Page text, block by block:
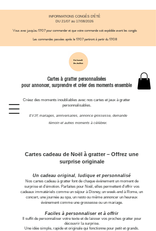
Cartes à gratter personnalisées
pour annoncer, surprendre et créer des moments ensemble
INFORMATIONS CONGÉS D'ÉTÉ
DU 21/07 au 17/08/2026
Vous avez jusqu'au 17/07 pour commander et que votre commande soit expédiée avant​ les congés
Les commandes passées après le 17/07partiront à partir du 17/08
EVJF, mariages, anniversaires, annonce grossesse, demande
témoin et autres moments à célébrer.
Créez des moments inoubliables avec nos cartes et jeux à gratter
personnalisables.
Cartes cadeau de Noël à gratter – Offrez une
surprise originale
Un cadeau original, ludique et personnalisé
Nos cartes cadeau à gratter font de chaque évènement un moment de
surprise et d’émotion. Parfaites pour Noël, elles permettent d'offrir vos
cadeaux immatériels comme un séjour à Disney, un week-end à Rome, un
concert, une journée au spa, un resto ou même annoncer un heureux
évènement comme une grossesse ou un mariage.
Faciles à personnaliser et à offrir
Il suffit de personnaliser votre texte et de laisser vos proches gratter pour
découvrir la surprise.
Une idée simple, rapide et originale qui fonctionne pour petit et grands.